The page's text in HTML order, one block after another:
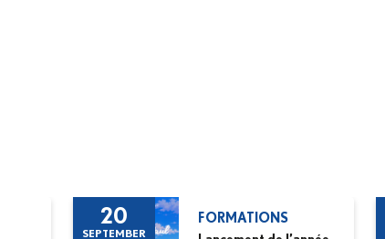
20
SEPTEMBER
FORMATIONS